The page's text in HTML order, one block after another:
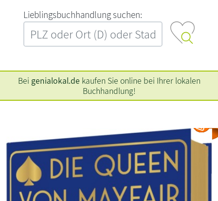
L‍i‍e‍b‍l‍i‍n‍g‍s‍b‍u‍c‍h‍h‍a‍n‍d‍l‍u‍n‍g‍ ‍s‍u‍c‍h‍e‍n‍:‍
Bei genialokal.de kaufen Sie online bei Ihrer lokalen
Buchhandlung!